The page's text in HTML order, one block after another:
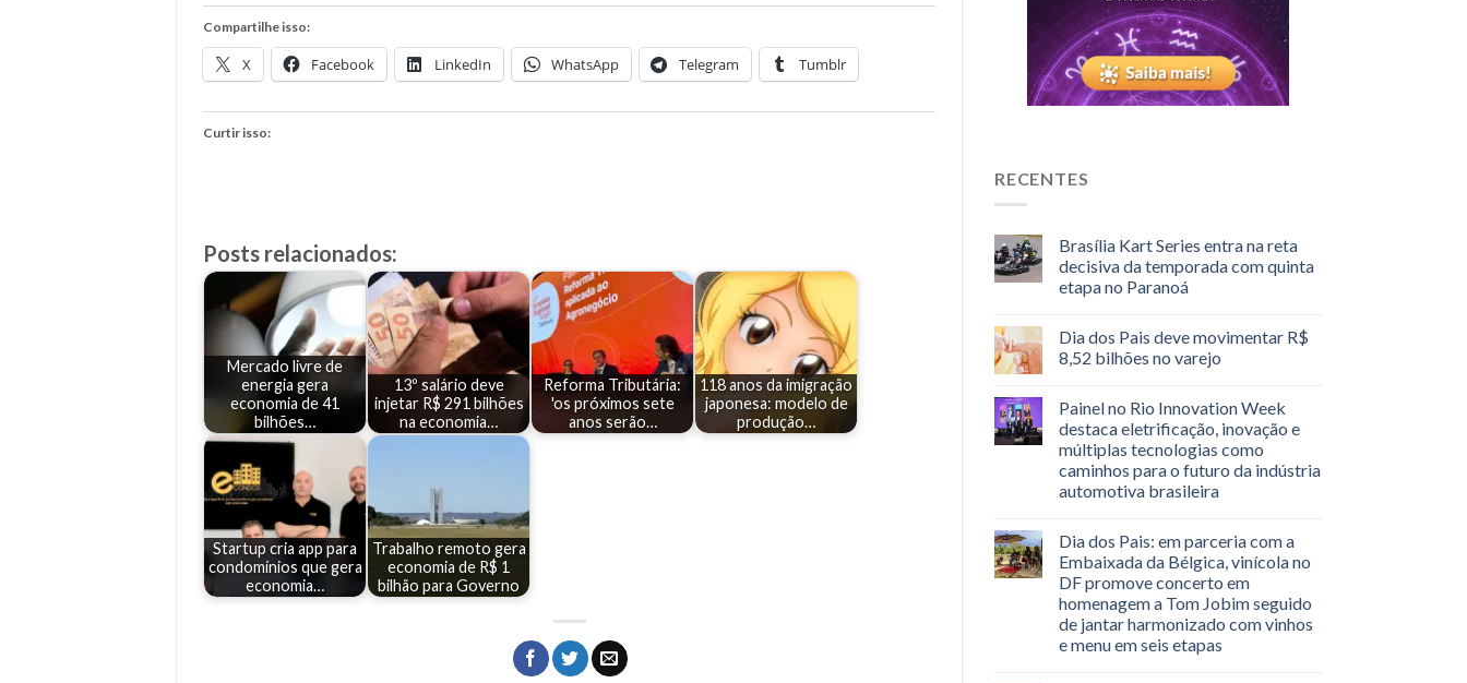
Compartilhe isso:
X Facebook LinkedIn WhatsApp Telegram Tumblr
Curtir isso:
Posts relacionados:
Mercado livre de
energia gera
economia de 41
bilhões…
13º salário deve
injetar R$ 291 bilhões
na economia…
Reforma Tributária:
'os próximos sete
anos serão…
118 anos da imigração
japonesa: modelo de
produção…
Startup cria app para
condomínios que gera
economia…
Trabalho remoto gera
economia de R$ 1
bilhão para Governo
RECENTES
Brasília Kart Series entra na reta
decisiva da temporada com quinta
etapa no Paranoá
Dia dos Pais deve movimentar R$
8,52 bilhões no varejo
Painel no Rio Innovation Week
destaca eletrificação, inovação e
múltiplas tecnologias como
caminhos para o futuro da indústria
automotiva brasileira
Dia dos Pais: em parceria com a
Embaixada da Bélgica, vinícola no
DF promove concerto em
homenagem a Tom Jobim seguido
de jantar harmonizado com vinhos
e menu em seis etapas